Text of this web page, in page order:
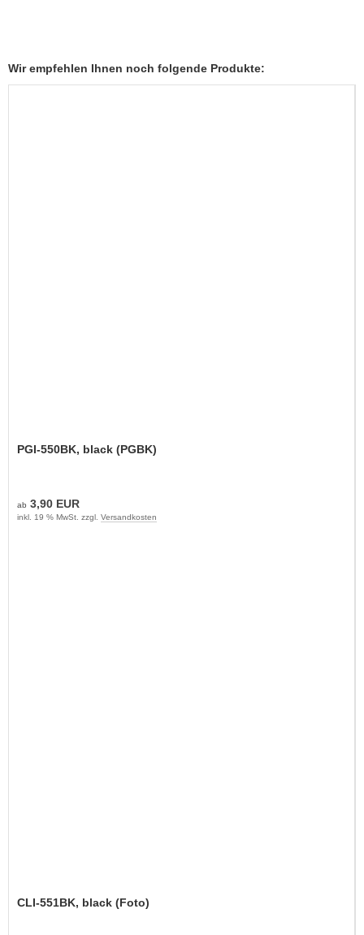
Wir empfehlen Ihnen noch folgende Produkte:
PGI-550BK, black (PGBK)
ab 3,90 EUR
inkl. 19 % MwSt. zzgl. Versandkosten
CLI-551BK, black (Foto)